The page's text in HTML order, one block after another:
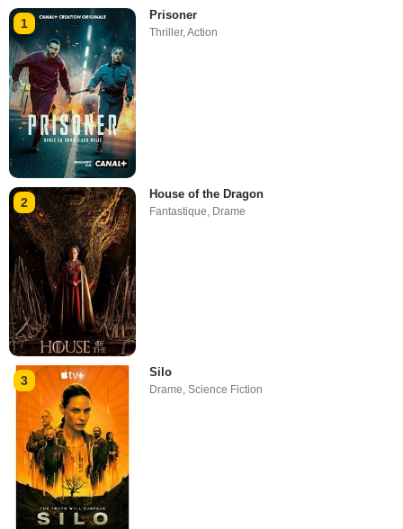
1
Prisoner
Thriller,Action
2
House of the Dragon
Fantastique Drame
3
Silo
Drame,Science Fiction